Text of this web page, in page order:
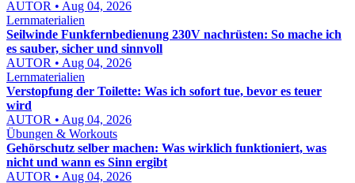
AUTOR • Aug 04, 2026
Lernmaterialien
Seilwinde Funkfernbedienung 230V nachrüsten: So mache ich
es sauber, sicher und sinnvoll
AUTOR • Aug 04, 2026
Lernmaterialien
Verstopfung der Toilette: Was ich sofort tue, bevor es teuer
wird
AUTOR • Aug 04, 2026
Übungen & Workouts
Gehörschutz selber machen: Was wirklich funktioniert, was
nicht und wann es Sinn ergibt
AUTOR • Aug 04, 2026